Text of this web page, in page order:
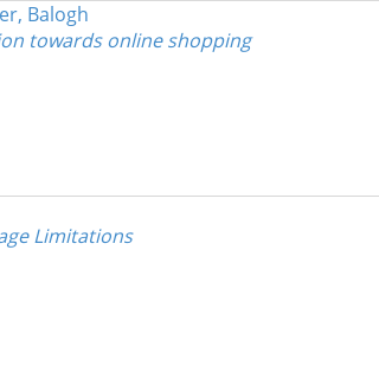
Balogh
towards online shopping
Limitations